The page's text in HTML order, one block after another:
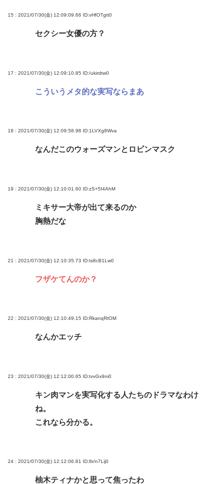
15 : 2021/07/30(金) 12:09:09.66 ID:vHfOTgtt0
セクシー女優の方？
17 : 2021/07/30(金) 12:09:10.85 ID:/ukirdtw0
こういうメタ的な実写ならまあ
18 : 2021/07/30(金) 12:09:58.98 ID:1LVXg8Wva
なんだこのウォーズマンとロビンマスク
19 : 2021/07/30(金) 12:10:01.60 ID:zS+5I4AhM
ミキサー大帝が出て来るのか
胸熱だな
21 : 2021/07/30(金) 12:10:35.73 ID:ts8cB1Lw0
フザケてんのか？
22 : 2021/07/30(金) 12:10:49.15 ID:RkanqRtOM
なんかエッチ
23 : 2021/07/30(金) 12:12:00.65 ID:tvvGx9ni0
キン肉マンを実写化する人たちのドラマなわけ
ね。
これなら分かる。
24 : 2021/07/30(金) 12:12:06.81 ID:8r/n7Lij0
柚木ティナかと思って焦ったわ